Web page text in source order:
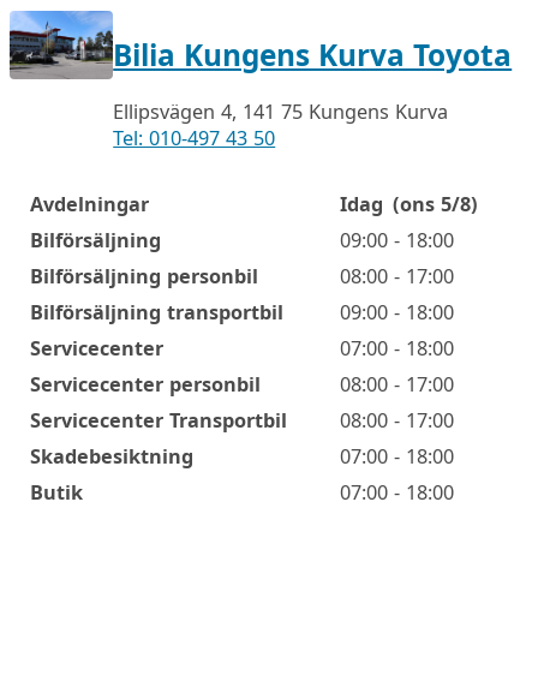
Bilia Kungens Kurva Toyota
Ellipsvägen 4, 141 75 Kungens Kurva
Tel: 010-497 43 50
Öppettider
Avdelningar Idag (ons 5/8)
Bilförsäljning
09:00 - 18:00
Bilförsäljning personbil
08:00 - 17:00
Bilförsäljning transportbil
09:00 - 18:00
Servicecenter
07:00 - 18:00
Servicecenter personbil
08:00 - 17:00
Servicecenter Transportbil
08:00 - 17:00
Skadebesiktning
07:00 - 18:00
Butik
07:00 - 18:00